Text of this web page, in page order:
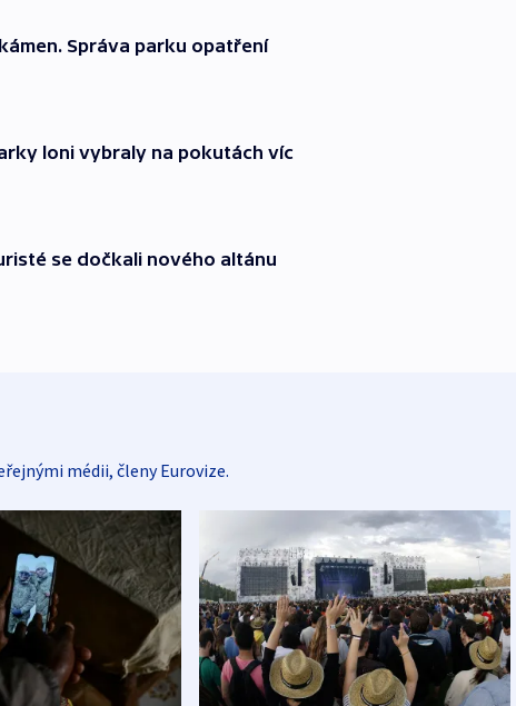
Správa parku opatření
loni vybraly na pokutách víc
se dočkali nového altánu
médii, členy Eurovize.